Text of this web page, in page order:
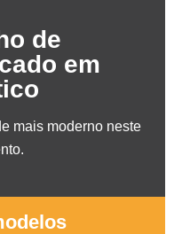
de
em
mais moderno neste